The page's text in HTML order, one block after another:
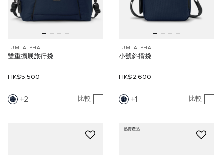
TUMI ALPHA
雙重擴展旅行袋
HK$5,500
2 比較
TUMI ALPHA
小號斜揹袋
HK$2,600
1 比較
熱賣產品